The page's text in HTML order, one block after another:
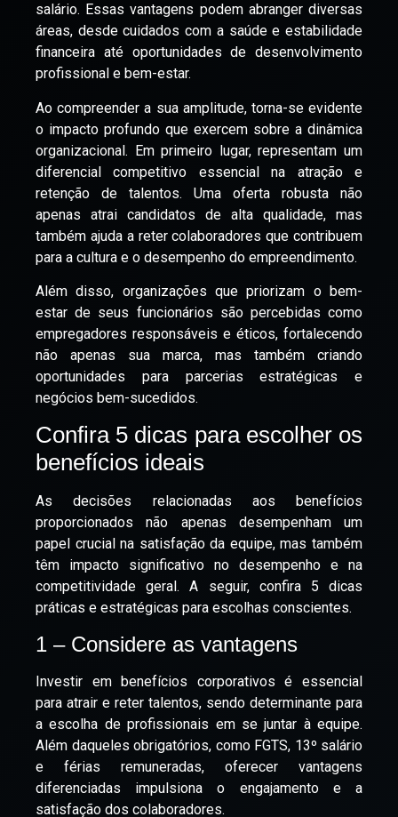
salário. Essas vantagens podem abranger diversas
áreas, desde cuidados com a saúde e estabilidade
financeira até oportunidades de desenvolvimento
profissional e bem-estar.
Ao compreender a sua amplitude, torna-se evidente
o impacto profundo que exercem sobre a dinâmica
organizacional. Em primeiro lugar, representam um
diferencial competitivo essencial na atração e
retenção de talentos. Uma oferta robusta não
apenas atrai candidatos de alta qualidade, mas
também ajuda a reter colaboradores que contribuem
para a cultura e o desempenho do empreendimento.
Além disso, organizações que priorizam o bem-
estar de seus funcionários são percebidas como
empregadores responsáveis e éticos, fortalecendo
não apenas sua marca, mas também criando
oportunidades para parcerias estratégicas e
negócios bem-sucedidos.
Confira 5 dicas para escolher os
benefícios ideais
As decisões relacionadas aos benefícios
proporcionados não apenas desempenham um
papel crucial na satisfação da equipe, mas também
têm impacto significativo no desempenho e na
competitividade geral. A seguir, confira 5 dicas
práticas e estratégicas para escolhas conscientes.
1 – Considere as vantagens
Investir em benefícios corporativos é essencial
para atrair e reter talentos, sendo determinante para
a escolha de profissionais em se juntar à equipe.
Além daqueles obrigatórios, como FGTS, 13º salário
e férias remuneradas, oferecer vantagens
diferenciadas impulsiona o engajamento e a
satisfação dos colaboradores.